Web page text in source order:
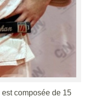
est composée de 15